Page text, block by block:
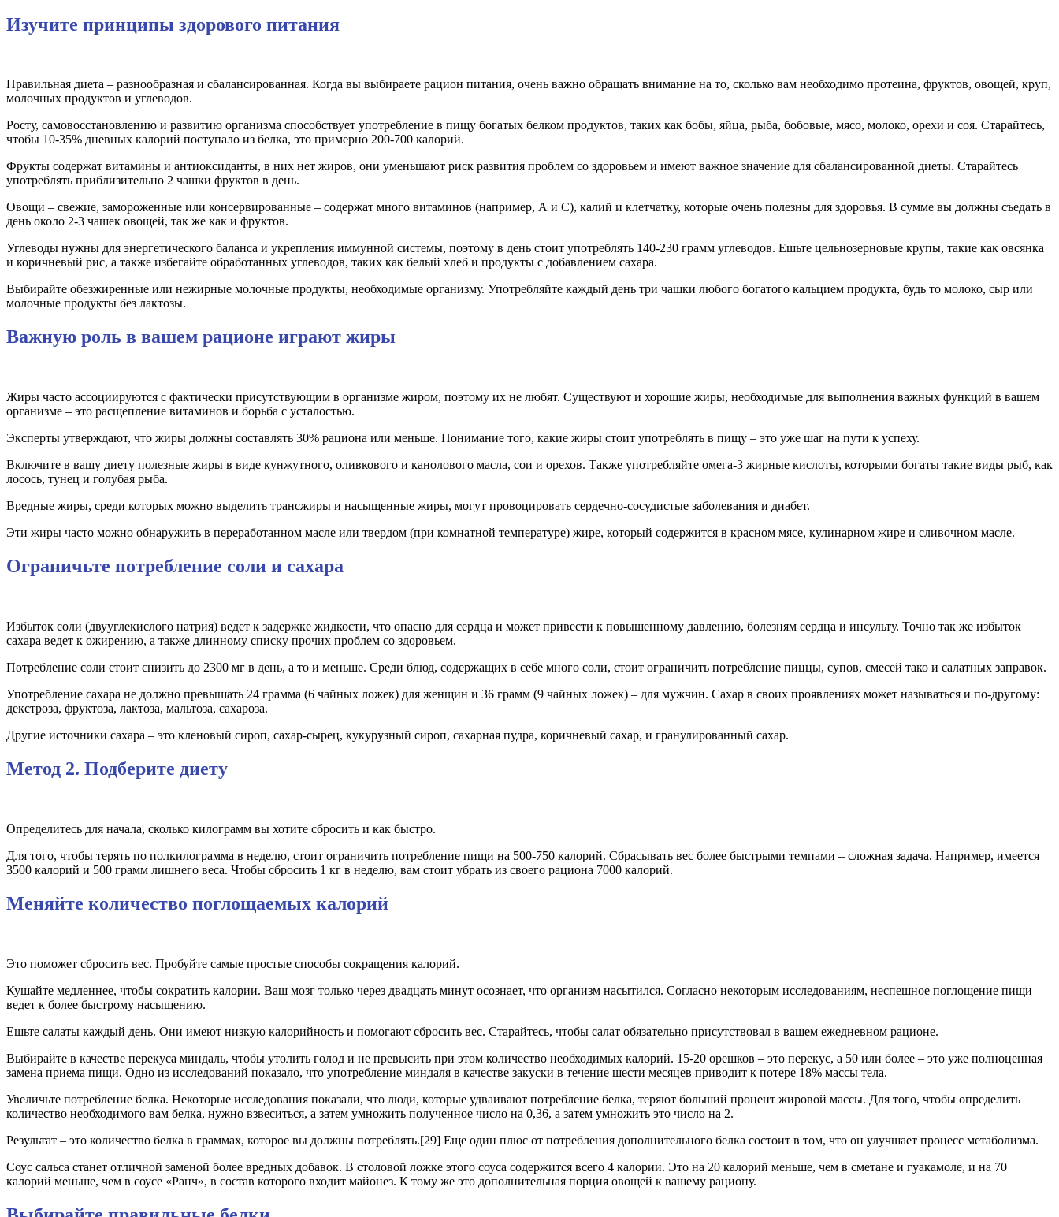
Изучите принципы здорового питания
Правильная диета – разнообразная и сбалансированная. Когда вы выбираете рацион питания, очень важно обращать внимание на то, сколько вам необходимо протеина, фруктов, овощей, круп,
молочных продуктов и углеводов.
Росту, самовосстановлению и развитию организма способствует употребление в пищу богатых белком продуктов, таких как бобы, яйца, рыба, бобовые, мясо, молоко, орехи и соя. Старайтесь,
чтобы 10-35% дневных калорий поступало из белка, это примерно 200-700 калорий.
Фрукты содержат витамины и антиоксиданты, в них нет жиров, они уменьшают риск развития проблем со здоровьем и имеют важное значение для сбалансированной диеты. Старайтесь
употреблять приблизительно 2 чашки фруктов в день.
Овощи – свежие, замороженные или консервированные – содержат много витаминов (например, А и C), калий и клетчатку, которые очень полезны для здоровья. В сумме вы должны съедать в
день около 2-3 чашек овощей, так же как и фруктов.
Углеводы нужны для энергетического баланса и укрепления иммунной системы, поэтому в день стоит употреблять 140-230 грамм углеводов. Ешьте цельнозерновые крупы, такие как овсянка
и коричневый рис, а также избегайте обработанных углеводов, таких как белый хлеб и продукты с добавлением сахара.
Выбирайте обезжиренные или нежирные молочные продукты, необходимые организму. Употребляйте каждый день три чашки любого богатого кальцием продукта, будь то молоко, сыр или
молочные продукты без лактозы.
Важную роль в вашем рационе играют жиры
Жиры часто ассоциируются с фактически присутствующим в организме жиром, поэтому их не любят. Существуют и хорошие жиры, необходимые для выполнения важных функций в вашем
организме – это расщепление витаминов и борьба с усталостью.
Эксперты утверждают, что жиры должны составлять 30% рациона или меньше. Понимание того, какие жиры стоит употреблять в пищу – это уже шаг на пути к успеху.
Включите в вашу диету полезные жиры в виде кунжутного, оливкового и канолового масла, сои и орехов. Также употребляйте омега-3 жирные кислоты, которыми богаты такие виды рыб, как
лосось, тунец и голубая рыба.
Вредные жиры, среди которых можно выделить трансжиры и насыщенные жиры, могут провоцировать сердечно-сосудистые заболевания и диабет.
Эти жиры часто можно обнаружить в переработанном масле или твердом (при комнатной температуре) жире, который содержится в красном мясе, кулинарном жире и сливочном масле.
Ограничьте потребление соли и сахара
Избыток соли (двууглекислого натрия) ведет к задержке жидкости, что опасно для сердца и может привести к повышенному давлению, болезням сердца и инсульту. Точно так же избыток
сахара ведет к ожирению, а также длинному списку прочих проблем со здоровьем.
Потребление соли стоит снизить до 2300 мг в день, а то и меньше. Среди блюд, содержащих в себе много соли, стоит ограничить потребление пиццы, супов, смесей тако и салатных заправок.
Употребление сахара не должно превышать 24 грамма (6 чайных ложек) для женщин и 36 грамм (9 чайных ложек) – для мужчин. Сахар в своих проявлениях может называться и по-другому:
декстроза, фруктоза, лактоза, мальтоза, сахароза.
Другие источники сахара – это кленовый сироп, сахар-сырец, кукурузный сироп, сахарная пудра, коричневый сахар, и гранулированный сахар.
Метод 2. Подберите диету
Определитесь для начала, сколько килограмм вы хотите сбросить и как быстро.
Для того, чтобы терять по полкилограмма в неделю, стоит ограничить потребление пищи на 500-750 калорий. Сбрасывать вес более быстрыми темпами – сложная задача. Например, имеется
3500 калорий и 500 грамм лишнего веса. Чтобы сбросить 1 кг в неделю, вам стоит убрать из своего рациона 7000 калорий.
Меняйте количество поглощаемых калорий
Это поможет сбросить вес. Пробуйте самые простые способы сокращения калорий.
Кушайте медленнее, чтобы сократить калории. Ваш мозг только через двадцать минут осознает, что организм насытился. Согласно некоторым исследованиям, неспешное поглощение пищи
ведет к более быстрому насыщению.
Ешьте салаты каждый день. Они имеют низкую калорийность и помогают сбросить вес. Старайтесь, чтобы салат обязательно присутствовал в вашем ежедневном рационе.
Выбирайте в качестве перекуса миндаль, чтобы утолить голод и не превысить при этом количество необходимых калорий. 15-20 орешков – это перекус, а 50 или более – это уже полноценная
замена приема пищи. Одно из исследований показало, что употребление миндаля в качестве закуски в течение шести месяцев приводит к потере 18% массы тела.
Увеличьте потребление белка. Некоторые исследования показали, что люди, которые удваивают потребление белка, теряют больший процент жировой массы. Для того, чтобы определить
количество необходимого вам белка, нужно взвеситься, а затем умножить полученное число на 0,36, а затем умножить это число на 2.
Результат – это количество белка в граммах, которое вы должны потреблять.[29] Еще один плюс от потребления дополнительного белка состоит в том, что он улучшает процесс метаболизма.
Соус сальса станет отличной заменой более вредных добавок. В столовой ложке этого соуса содержится всего 4 калории. Это на 20 калорий меньше, чем в сметане и гуакамоле, и на 70
калорий меньше, чем в соусе «Ранч», в состав которого входит майонез. К тому же это дополнительная порция овощей к вашему рациону.